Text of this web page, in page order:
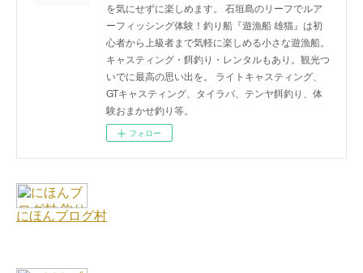
を気にせずに楽しめます。 石垣島のリーフでルア
ーフィッシング体験！釣り船『遊漁船 雄猫』は初
心者から上級者まで気軽に楽しめる小さな遊漁船。
キャスティング・餌釣り・レンタルもあり。観光つ
いでに最高の思い出を。 ライトキャスティング、
GTキャスティング、タイラバ、テンヤ餌釣り、体
験おまかせ釣り等。
フォロー